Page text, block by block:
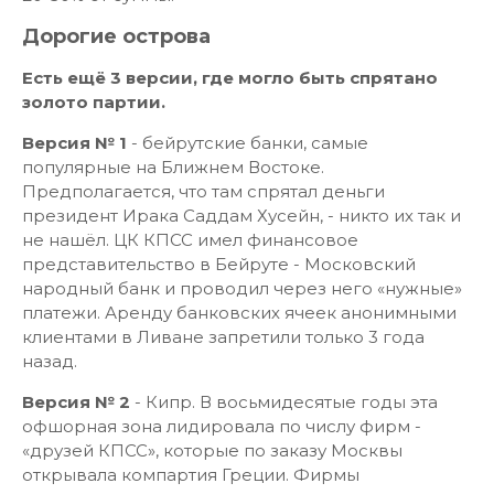
Дорогие острова
Есть ещё 3 версии, где могло быть спрятано
золото партии.
Версия № 1 - бейрутские банки, самые
популярные на Ближнем Востоке.
Предполагается, что там спрятал деньги
президент Ирака Саддам Хусейн, - никто их так и
не нашёл. ЦК КПСС имел финансовое
представительство в Бейруте - Московский
народный банк и проводил через него «нужные»
платежи. Аренду банковских ячеек анонимными
клиентами в Ливане запретили только 3 года
назад.
Версия № 2 - Кипр. В восьмидесятые годы эта
офшорная зона лидировала по числу фирм -
«друзей КПСС», которые по заказу Москвы
открывала компартия Греции. Фирмы